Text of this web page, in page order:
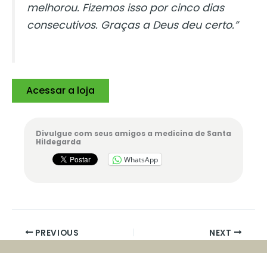
melhorou. Fizemos isso por cinco dias
consecutivos. Graças a Deus deu certo.”
Acessar a loja
Divulgue com seus amigos a medicina de Santa
Hildegarda
WhatsApp
PREVIOUS NEXT